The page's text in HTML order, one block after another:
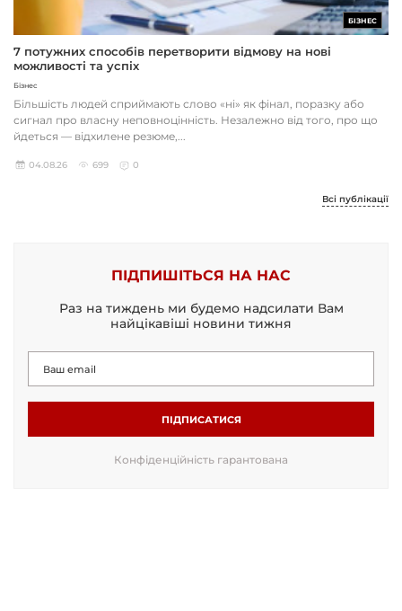
БІЗНЕС
7 потужних способів перетворити відмову на нові
можливості та успіх
Бізнес
Більшість людей сприймають слово «ні» як фінал, поразку або
сигнал про власну неповноцінність. Незалежно від того, про що
йдеться — відхилене резюме,...
04.08.26 699 0
Всі публікації
ПІДПИШІТЬСЯ НА НАС
Раз на тиждень ми будемо надсилати Вам
найцікавіші новини тижня
ПІДПИСАТИСЯ
Конфіденційність гарантована